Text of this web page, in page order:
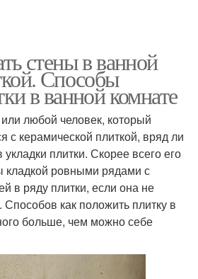
стены в ванной
Способы
в ванной комнате
любой человек, который
с керамической плиткой, вряд ли
плитки. Скорее всего его
кладкой ровными рядами с
в ряду плитки, если она не
как положить плитку в
больше, чем можно себе